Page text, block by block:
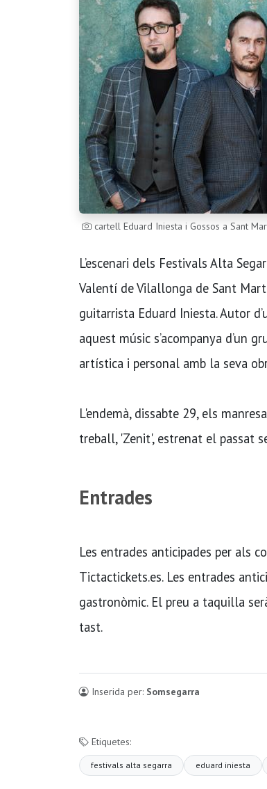
cartell Eduard Iniesta i Gossos a Sant
L’escenari dels Festivals Alta
Valentí de Vilallonga de Sant
guitarrista Eduard Iniesta. Autor
aquest músic s’acompanya d’un
artística i personal amb la seva
L'endemà, dissabte 29, els
treball, 'Zenit', estrenat el passat
Entrades
Les entrades anticipades per als
Tictactickets.es. Les entrades
gastronòmic. El preu a taquilla
tast.
Inserida per: Somsegarra
Etiquetes:
festivals alta segarra eduard iniesta